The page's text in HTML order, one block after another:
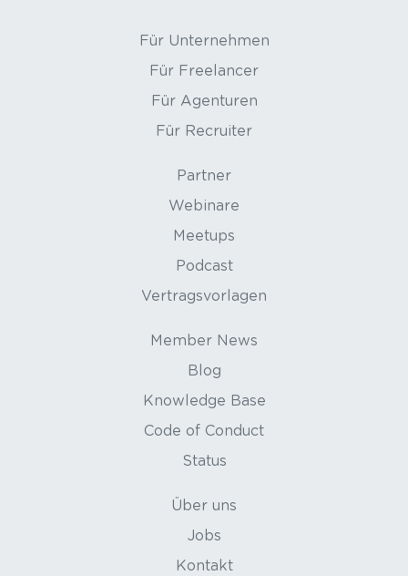
Für Unternehmen
Für Freelancer
Für Agenturen
Für Recruiter
Partner
Webinare
Meetups
Podcast
Vertragsvorlagen
Member News
Blog
Knowledge Base
Code of Conduct
Status
Über uns
Jobs
Kontakt